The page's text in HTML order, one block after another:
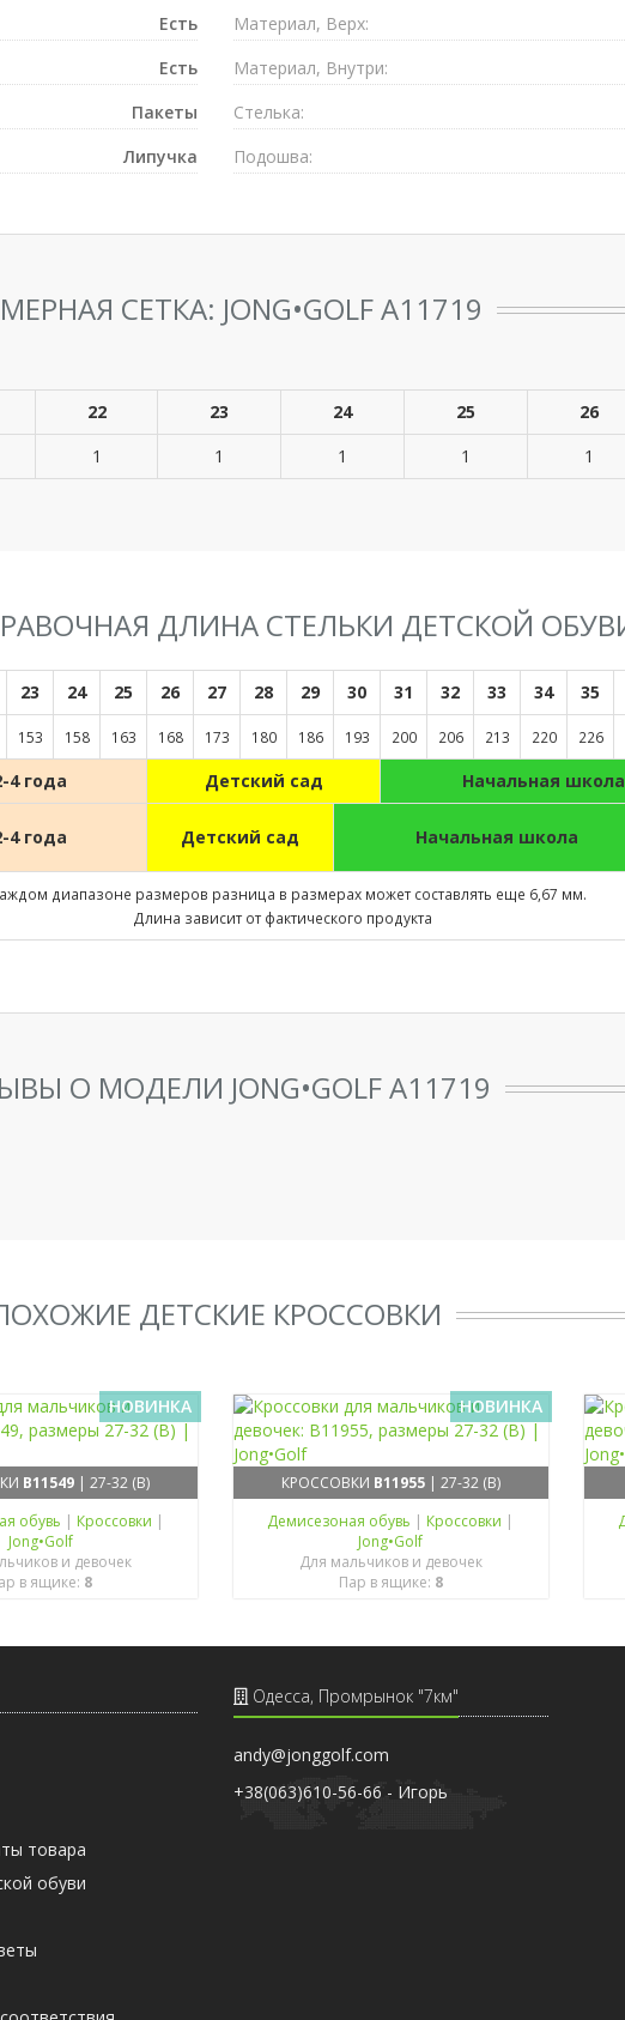
Есть
Есть
Пакеты
Липучка
Материал, Верх:
Материал, Внутри:
Стелька:
Подошва:
СЕТКА: JONG•GOLF A11719
22 23 24 25 26
1 1 1 1 1
ДЛИНА СТЕЛЬКИ ДЕТСКОЙ
23 24 25 26 27 28 29 30 31 32 33 34 35
153 158 163 168 173 180 186 193 200 206 213 220 226
4 года Детский сад Начальная школа
4 года Детский сад Начальная школа
диапазоне размеров разница в размерах может составлять еще 6,67 мм.
Длина зависит от фактического продукта
О МОДЕЛИ JONG•GOLF A11719
ДЕТСКИЕ КРОССОВКИ
НОВИНКА
B11549 | 27-32 (B)
обувь | Кроссовки |
Jong•Golf
и девочек
в ящике: 8
НОВИНКА
КРОССОВКИ B11955| 27-32 (B)
Демисезоная обувь | Кроссовки |
Jong•Golf
Для мальчиков и девочек
Пар в ящике: 8
товара
обуви
Одесса, Промрынок "7км"
andy@jonggolf.com
+38(063)610-56-66 - Игорь